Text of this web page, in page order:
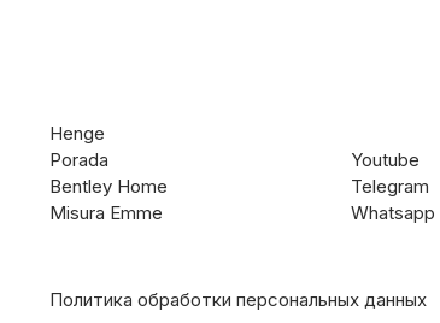
Henge
Porada
Bentley Home
Misura Emme
Youtube
Telegram
Whatsapp
Политика обработки персональных данных